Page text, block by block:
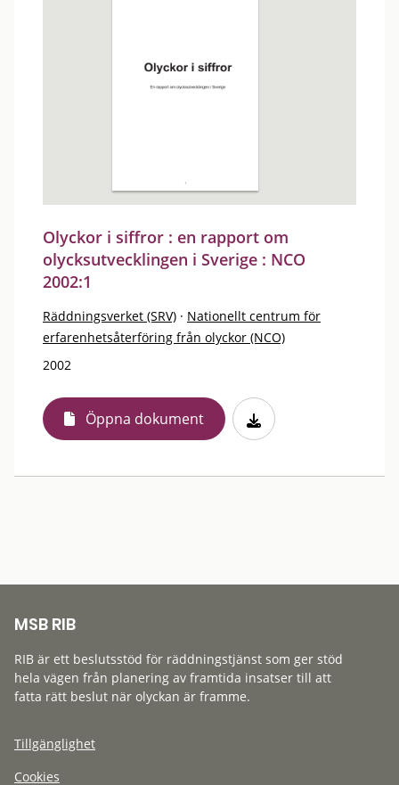
Olyckor i siffror : en rapport om
olycksutvecklingen i Sverige : NCO
2002:1
Räddningsverket (SRV) · Nationellt centrum för
erfarenhetsåterföring från olyckor (NCO)
2002
Öppna dokument
MSB RIB
RIB är ett beslutsstöd för räddningstjänst som ger stöd
hela vägen från planering av framtida insatser till att
fatta rätt beslut när olyckan är framme.
Tillgänglighet
Cookies